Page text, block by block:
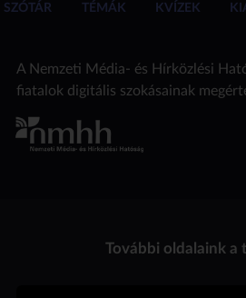
SZÓTÁR TÉMÁK KVÍZEK
A Nemzeti Média- és Hírközlési
fiatalok digitális szokásainak
További oldalaink a